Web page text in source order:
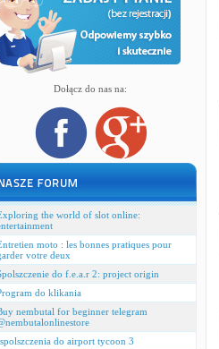
Dołącz do nas na:
the world of slot online:
moto : les bonnes pratiques pour
votre deux
do f.e.a.r 2: project origin
do klikania
nembutal for beginner telegram
do airport tycoon 3